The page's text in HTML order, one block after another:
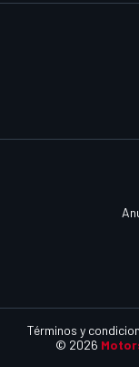
© 2026
Términos y